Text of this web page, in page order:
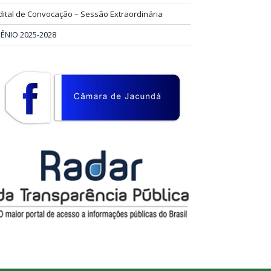
de Convocação – Sessão Extraordinária
2025-2028